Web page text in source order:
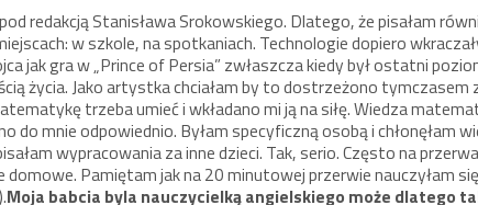
redakcją Stanisława Srokowskiego. Dlatego, że pisałam
w szkole, na spotkaniach. Technologie dopiero
jak gra w „Prince of Persia” zwłaszcza kiedy był ostatni
życia. Jako artystka chciałam by to dostrzeżono tymczasem
trzeba umieć i wkładano mi ją na siłę. Wiedza
do mnie odpowiednio. Byłam specyficzną osobą i chłonęłam
wypracowania za inne dzieci. Tak, serio. Często na
Pamiętam jak na 20 minutowej przerwie nauczyłam się
Moja babcia byla nauczycielką angielskiego może dlatego